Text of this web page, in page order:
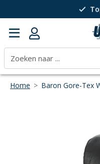
Passie
40
Home > Baron Gore-Tex